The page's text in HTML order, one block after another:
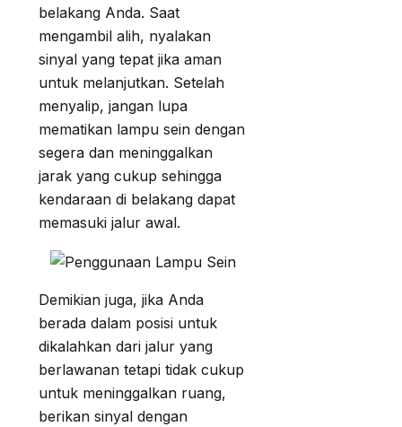
belakang Anda. Saat
mengambil alih, nyalakan
sinyal yang tepat jika aman
untuk melanjutkan. Setelah
menyalip, jangan lupa
mematikan lampu sein dengan
segera dan meninggalkan
jarak yang cukup sehingga
kendaraan di belakang dapat
memasuki jalur awal.
Demikian juga, jika Anda
berada dalam posisi untuk
dikalahkan dari jalur yang
berlawanan tetapi tidak cukup
untuk meninggalkan ruang,
berikan sinyal dengan